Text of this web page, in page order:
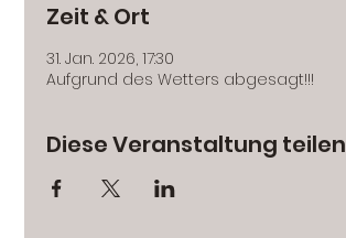
Zeit & Ort
31. Jan. 2026, 17:30
Aufgrund des Wetters abgesagt!!!
Diese Veranstaltung teilen